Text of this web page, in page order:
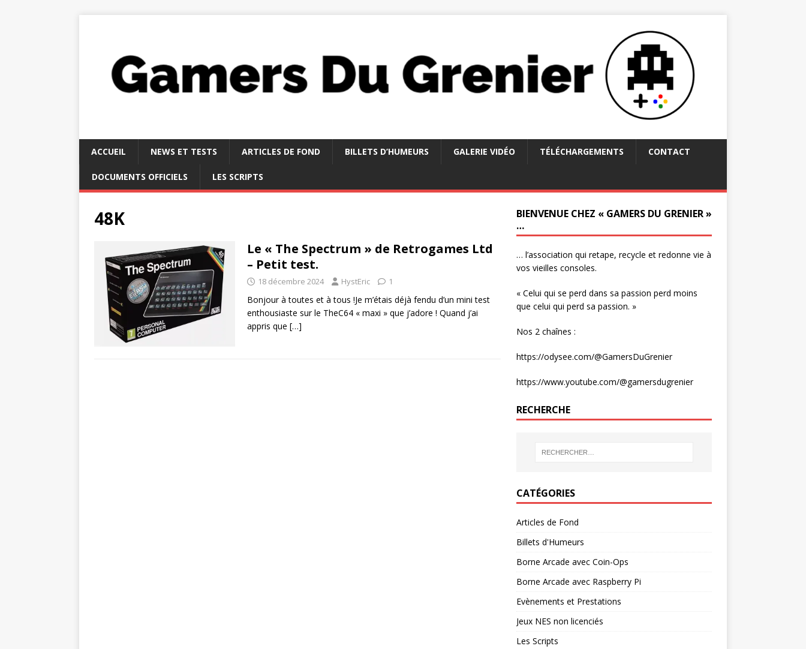
ACCUEIL NEWS ET TESTS ARTICLES DE FOND BILLETS D’HUMEURS GALERIE VIDÉO TÉLÉCHARGEMENTS CONTACT
DOCUMENTS OFFICIELS LES SCRIPTS
48K
Le « The Spectrum » de Retrogames Ltd
– Petit test.
18 décembre 2024 HystEric 1
Bonjour à toutes et à tous !Je m’étais déjà fendu d’un mini test
enthousiaste sur le TheC64 « maxi » que j’adore ! Quand j’ai
appris que […]
BIENVENUE CHEZ « GAMERS DU GRENIER »
…
… l’association qui retape, recycle et redonne vie à
vos vieilles consoles.
« Celui qui se perd dans sa passion perd moins
que celui qui perd sa passion. »
Nos 2 chaînes :
https://odysee.com/@GamersDuGrenier
https://www.youtube.com/@gamersdugrenier
RECHERCHE
CATÉGORIES
Articles de Fond
Billets d'Humeurs
Borne Arcade avec Coin-Ops
Borne Arcade avec Raspberry Pi
Evènements et Prestations
Jeux NES non licenciés
Les Scripts